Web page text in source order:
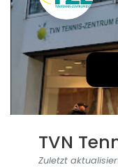
Turniere
International
Playtomic
Ranking
Männer
Frauen
FIP Männer
TVN
Zuletzt